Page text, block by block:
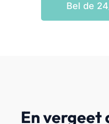
Bel de
En vergeet